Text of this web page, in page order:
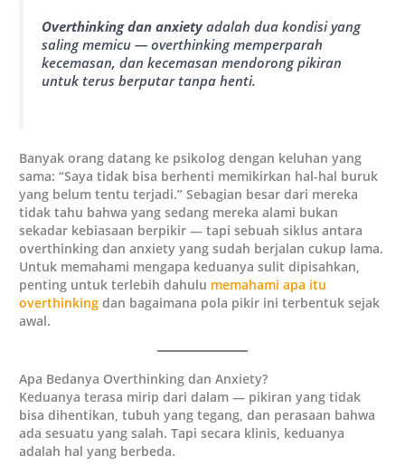
Overthinking dan anxietyadalah dua kondisi yang
saling memicu — overthinking memperparah
kecemasan, dan kecemasan mendorong pikiran
untuk terus berputar tanpa henti.
Banyak orang datang ke psikolog dengan keluhan yang
sama: “Saya tidak bisa berhenti memikirkan hal-hal buruk
yang belum tentu terjadi.” Sebagian besar dari mereka
tidak tahu bahwa yang sedang mereka alami bukan
sekadar kebiasaan berpikir — tapi sebuah siklus antara
overthinking dan anxiety yang sudah berjalan cukup lama.
Untuk memahami mengapa keduanya sulit dipisahkan,
penting untuk terlebih dahulu memahami apa itu
overthinking dan bagaimana pola pikir ini terbentuk sejak
awal.
Apa Bedanya Overthinking dan Anxiety?
Keduanya terasa mirip dari dalam — pikiran yang tidak
bisa dihentikan, tubuh yang tegang, dan perasaan bahwa
ada sesuatu yang salah. Tapi secara klinis, keduanya
adalah hal yang berbeda.